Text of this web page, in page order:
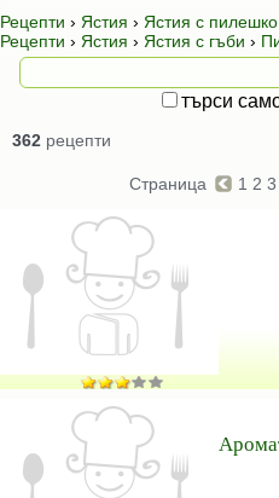
Рецепти › Ястия › Ястия с
Рецепти › Ястия › Ястия с гъби ›
търси
362 рецепти
Страница 1 2 3